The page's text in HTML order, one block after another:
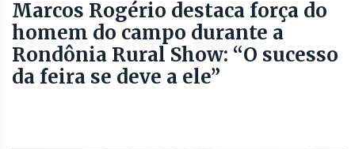
Marcos Rogério destaca força do
homem do campo durante a
Rondônia Rural Show: “O sucesso
da feira se deve a ele”